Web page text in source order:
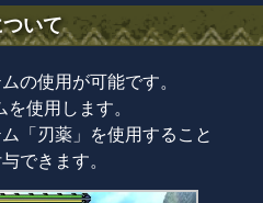
いて
の使用が可能です。
使用します。
「刃薬」を使用すること
できます。